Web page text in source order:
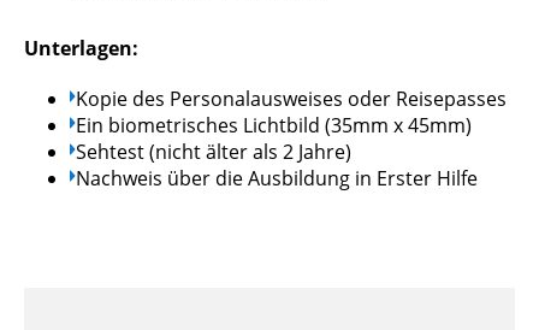
Unterlagen:
Kopie des Personalausweises oder Reisepasses
Ein biometrisches Lichtbild (35mm x 45mm)
Sehtest (nicht älter als 2 Jahre)
Nachweis über die Ausbildung in Erster Hilfe